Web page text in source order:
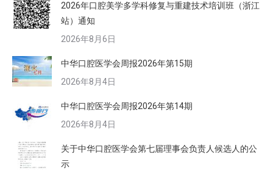
2026年口腔美学多学科修复与重建技术培训班（浙江
站）通知
2026年8月6日
中华口腔医学会周报2026年第15期
2026年8月4日
中华口腔医学会周报2026年第14期
2026年8月4日
关于中华口腔医学会第七届理事会负责人候选人的公
示